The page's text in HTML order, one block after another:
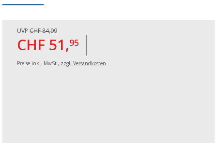
UVP CHF 84,99
CHF 51,95
Preise inkl. MwSt., zzgl. Versandkosten